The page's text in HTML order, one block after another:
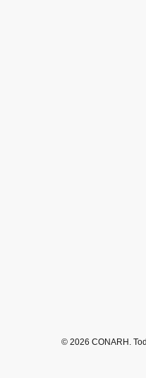
© 2026 CONARH.